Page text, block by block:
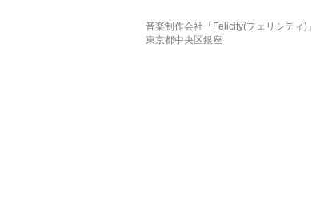
音楽制作会社「Felicity(フェリシティ)」
東京都中央区銀座